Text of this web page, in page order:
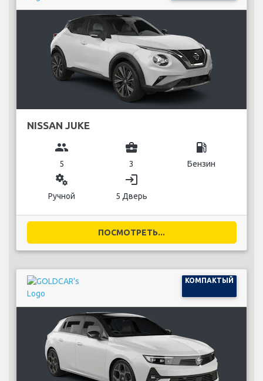
NISSAN JUKE
group
5
business_center
3
local_gas_station
Бензин
miscellaneous_services
Ручной
login
5 Дверь
ПОСМОТРЕТЬ...
КОМПАКТЫЙ